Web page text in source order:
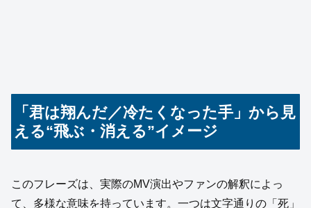
「君は翔んだ／冷たくなった手」から見
える“飛ぶ・消える”イメージ
このフレーズは、実際のMV演出やファンの解釈によっ
て、多様な意味を持っています。一つは文字通りの「死」